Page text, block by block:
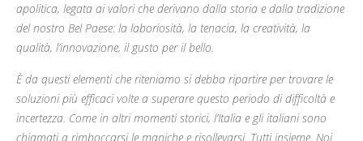
apolitica, legata ai valori che derivano dalla storia e dalla tradizione
del nostro Bel Paese: la laboriosità, la tenacia, la creatività, la
qualità, l’innovazione, il gusto per il bello.
È da questi elementi che riteniamo si debba ripartire per trovare le
soluzioni più efficaci volte a superare questo periodo di difficoltà e
incertezza. Come in altri momenti storici, l’Italia e gli italiani sono
chiamati a rimboccarsi le maniche e risollevarsi. Tutti insieme. Noi